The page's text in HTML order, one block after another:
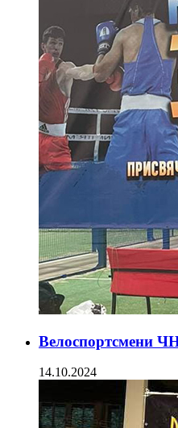
Велоспортсмени
14.10.2024